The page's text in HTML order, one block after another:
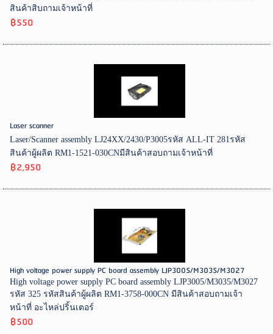
สินค้าสิบถามเจ้าหน้าที่
฿550
Laser scanner
Laser/Scanner assembly LJ24XX/2430/P3005รหัส ALL-IT 281รหัส
สินค้าผู้ผลิต RM1-1521-030CNมีสินค้าสอบถามเจ้าหน้าที่
฿2,950
High voltage power supply PC board assembly LJP3005/M3035/M3027
High voltage power supply PC board assembly LJP3005/M3035/M3027
รหัส 325 รหัสสินค้าผู้ผลิต RM1-3758-000CN มีสินค้าสอบถามเจ้า
หน้าที่ อะไหล่ปริ้นเตอร์
฿500